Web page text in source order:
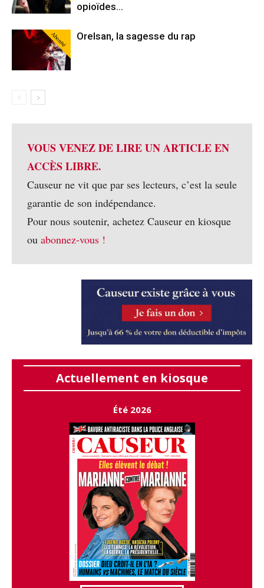
opioïdes…
Abonné Orelsan, la sagesse du rap
VOUS VENEZ DE LIRE UN ARTICLE EN
ACCÈS LIBRE.
Causeur ne vit que par ses lecteurs, c’est la seule
garantie de son indépendance.
Pour nous soutenir, achetez Causeur en kiosque
ou abonnez-vous !
Actuellement en kiosque
Été 2026